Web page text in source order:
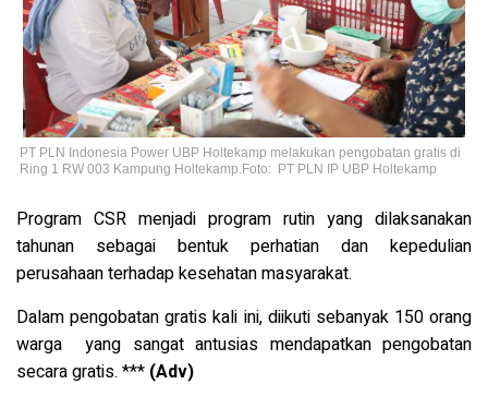
PT PLN Indonesia Power UBP Holtekamp melakukan pengobatan gratis di
Ring 1 RW 003 Kampung Holtekamp.Foto: PT PLN IP UBP Holtekamp
Program CSR menjadi program rutin yang dilaksanakan
tahunan sebagai bentuk perhatian dan kepedulian
perusahaan terhadap kesehatan masyarakat.
Dalam pengobatan gratis kali ini, diikuti sebanyak 150 orang
warga yang sangat antusias mendapatkan pengobatan
secara gratis. *** (Adv)